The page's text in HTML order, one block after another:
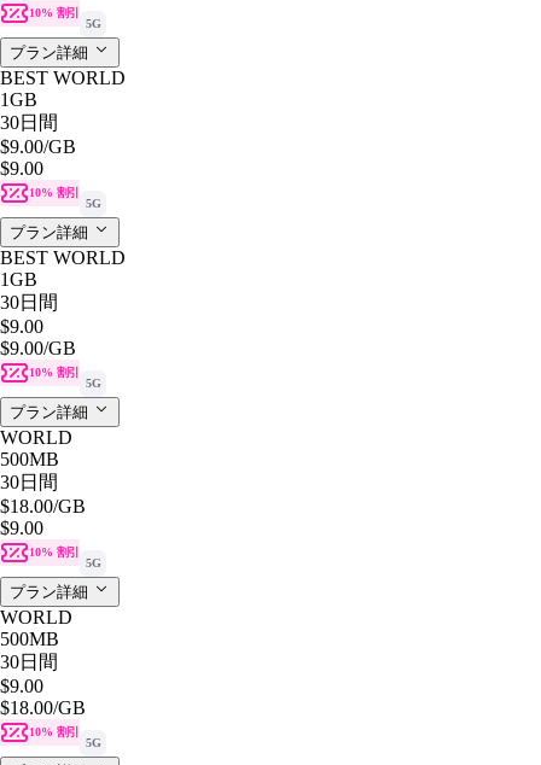
10% 割引
5G
プラン詳細
BEST WORLD
1GB
30日間
$9.00/GB
$9.00
10% 割引
5G
プラン詳細
BEST WORLD
1GB
30日間
$9.00
$9.00/GB
10% 割引
5G
プラン詳細
WORLD
500MB
30日間
$18.00/GB
$9.00
10% 割引
5G
プラン詳細
WORLD
500MB
30日間
$9.00
$18.00/GB
10% 割引
5G